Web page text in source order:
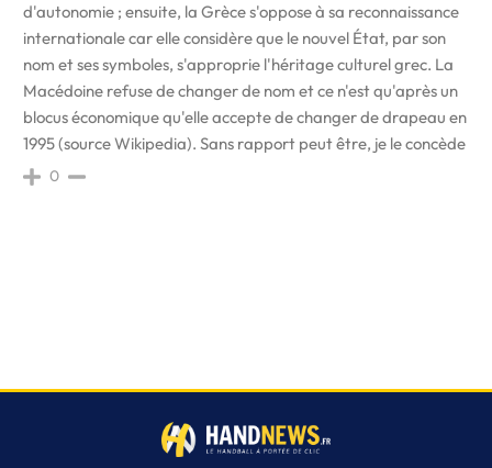
d'autonomie ; ensuite, la Grèce s'oppose à sa reconnaissance
internationale car elle considère que le nouvel État, par son
nom et ses symboles, s'approprie l'héritage culturel grec. La
Macédoine refuse de changer de nom et ce n'est qu'après un
blocus économique qu'elle accepte de changer de drapeau en
1995 (source Wikipedia). Sans rapport peut être, je le concède
0